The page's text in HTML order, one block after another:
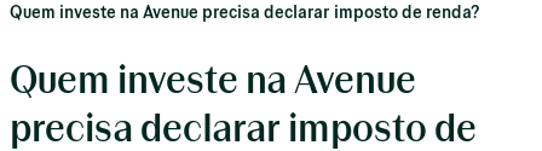
Quem investe na Avenue precisa declarar imposto de renda?
Quem investe na Avenue
precisa declarar imposto de